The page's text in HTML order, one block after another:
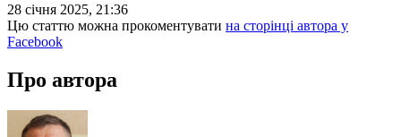
28 січня 2025, 21:36
Цю статтю можна прокоментувати на сторінці автора у
Facebook
Про автора